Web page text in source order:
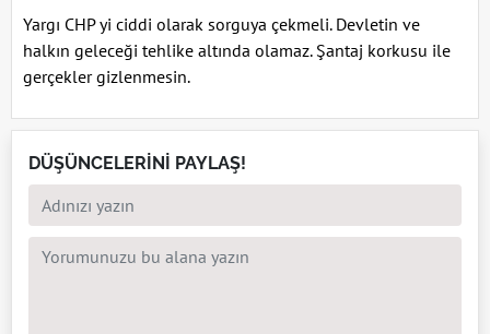
Yargı CHP yi ciddi olarak sorguya çekmeli. Devletin ve
halkın geleceği tehlike altında olamaz. Şantaj korkusu ile
gerçekler gizlenmesin.
DÜŞÜNCELERİNİ PAYLAŞ!